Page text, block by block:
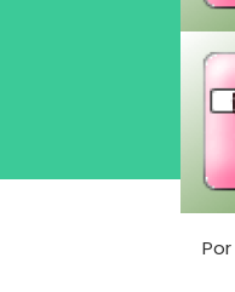
Por